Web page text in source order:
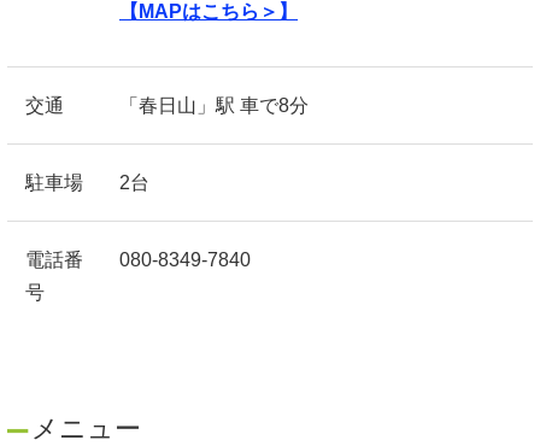
【MAPはこちら＞】
交通 「春日山」駅 車で8分
駐車場 2台
電話番
号
080-8349-7840
メニュー